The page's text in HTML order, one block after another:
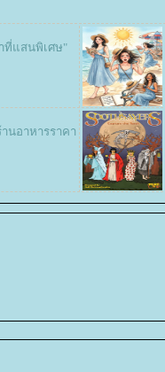
ที่แสนพิเศษ"
นอาหารราคา